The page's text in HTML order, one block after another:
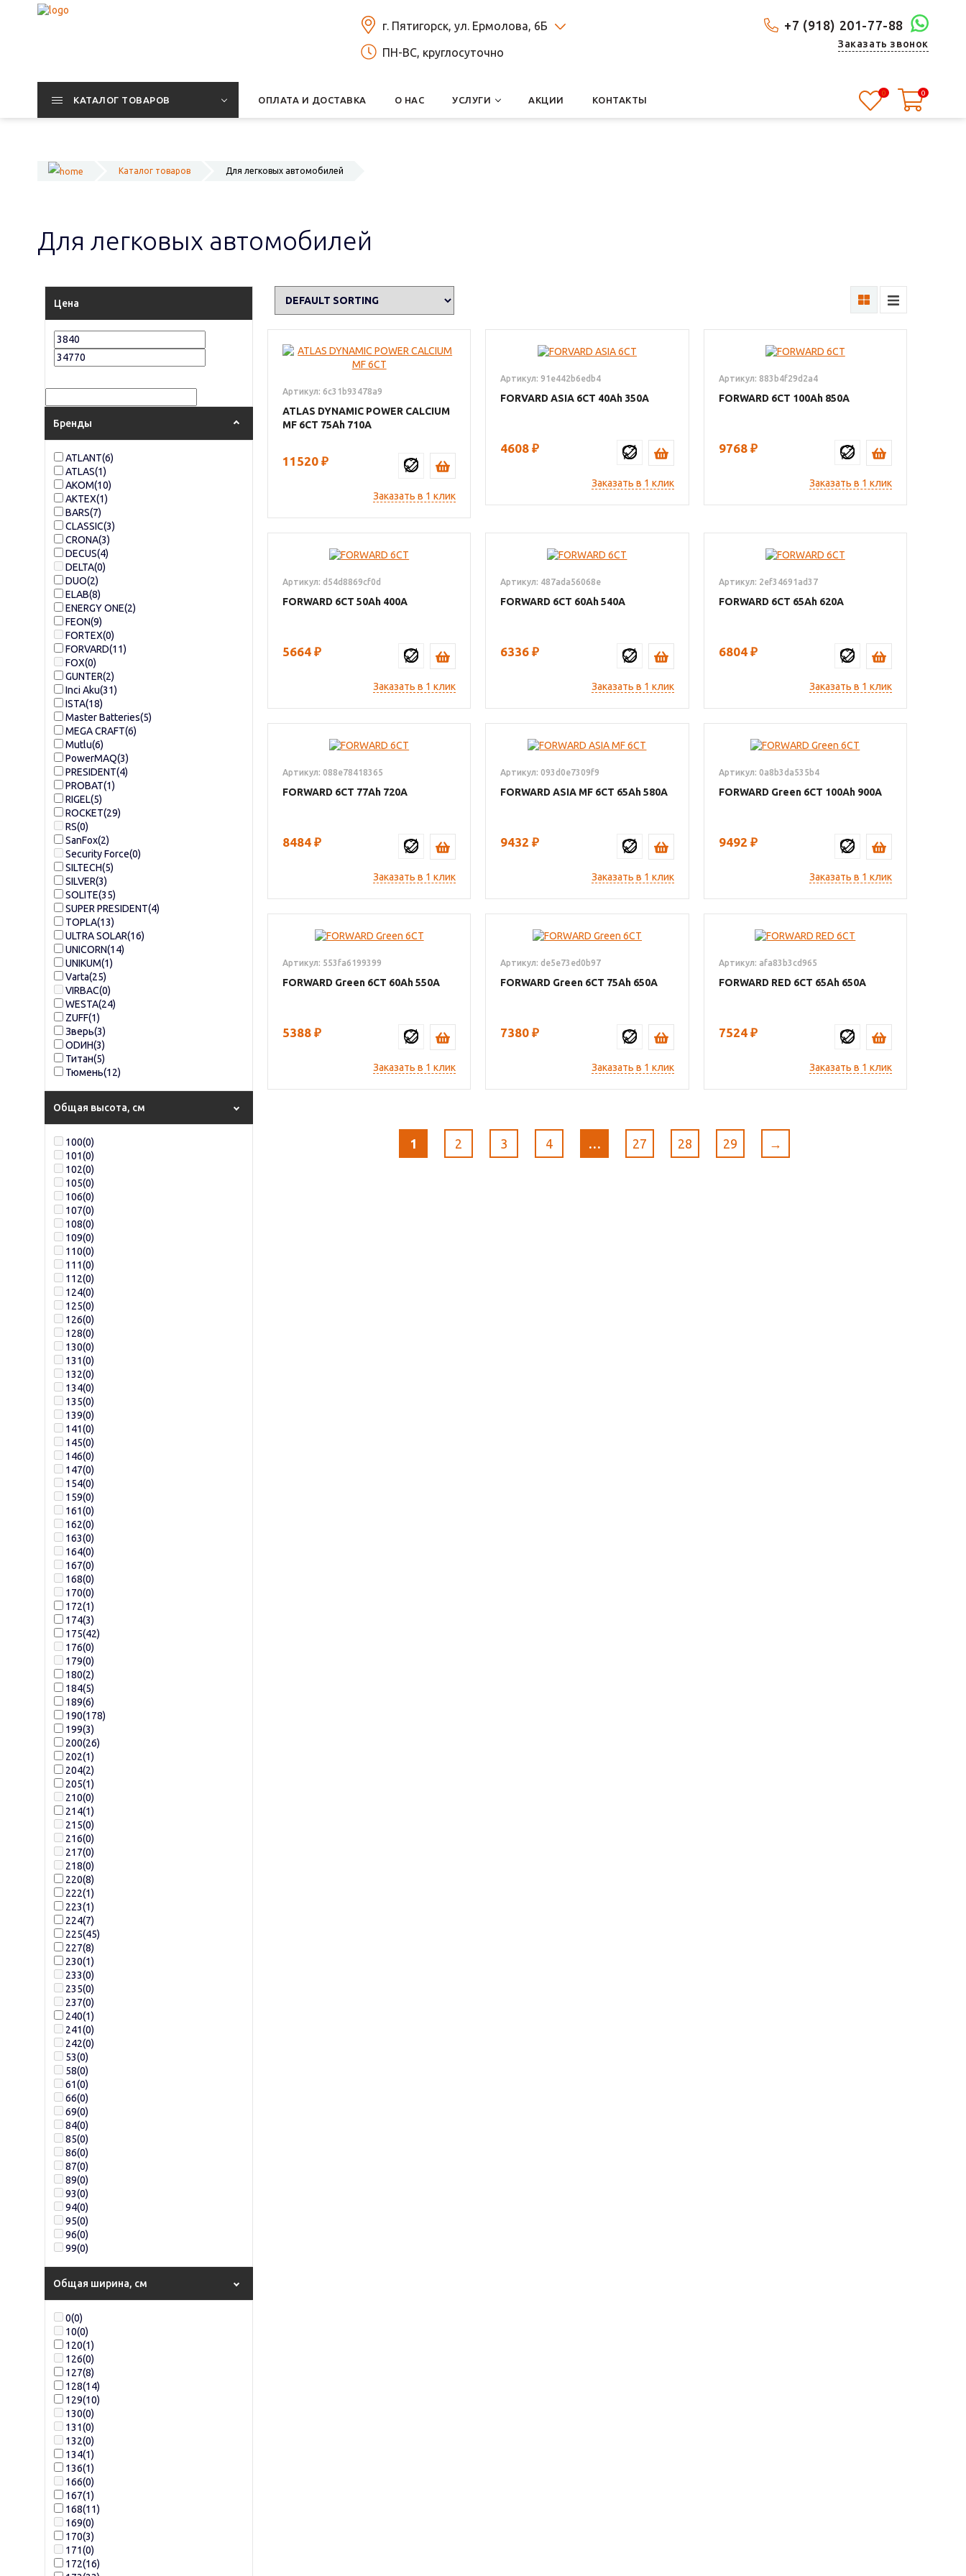
+7 (918) 201-77-88
Заказать звонок
г. Пятигорск, ул. Ермолова, 6Б
ПН-ВС, круглосуточно
КАТАЛОГ ТОВАРОВ ОПЛАТА И ДОСТАВКА О НАС УСЛУГИ АКЦИИ КОНТАКТЫ
0 0
Каталог товаров Для легковых автомобилей
Для легковых автомобилей
Цена
Бренды
ATLANT(6)
ATLAS(1)
AКОМ(10)
AКТЕХ(1)
BARS(7)
CLASSIC(3)
CRONA(3)
DECUS(4)
DELTA(0)
DUO(2)
ELAB(8)
ENERGY ONE(2)
FEON(9)
FORTEX(0)
FORVARD(11)
FOX(0)
GUNTER(2)
Inci Aku(31)
ISTA(18)
Master Batteries(5)
MEGA CRAFT(6)
Mutlu(6)
PowerMAQ(3)
PRESIDENT(4)
PROBAT(1)
RIGEL(5)
ROCKET(29)
RS(0)
SanFox(2)
Security Force(0)
SILTECH(5)
SILVER(3)
SOLITE(35)
SUPER PRESIDENT(4)
TOPLA(13)
ULTRA SOLAR(16)
UNICORN(14)
UNIKUM(1)
Varta(25)
VIRBAC(0)
WESTA(24)
ZUFF(1)
Зверь(3)
ОDИН(3)
Титан(5)
Тюмень(12)
Общая высота, см
100(0)
101(0)
102(0)
105(0)
106(0)
107(0)
108(0)
109(0)
110(0)
111(0)
112(0)
124(0)
125(0)
126(0)
128(0)
130(0)
131(0)
132(0)
134(0)
135(0)
139(0)
141(0)
145(0)
146(0)
147(0)
154(0)
159(0)
161(0)
162(0)
163(0)
164(0)
167(0)
168(0)
170(0)
172(1)
174(3)
175(42)
176(0)
179(0)
180(2)
184(5)
189(6)
190(178)
199(3)
200(26)
202(1)
204(2)
205(1)
210(0)
214(1)
215(0)
216(0)
217(0)
218(0)
220(8)
222(1)
223(1)
224(7)
225(45)
227(8)
230(1)
233(0)
235(0)
237(0)
240(1)
241(0)
242(0)
53(0)
58(0)
61(0)
66(0)
69(0)
84(0)
85(0)
86(0)
87(0)
89(0)
93(0)
94(0)
95(0)
96(0)
99(0)
Общая ширина, см
0(0)
10(0)
120(1)
126(0)
127(8)
128(14)
129(10)
130(0)
131(0)
132(0)
134(1)
136(1)
166(0)
167(1)
168(11)
169(0)
170(3)
171(0)
172(16)
Артикул: 6c31b93478a9
ATLAS DYNAMIC POWER CALCIUM
MF 6СТ 75 710
11520 ₽
Заказать в 1 клик
Артикул: 91e442b6edb4
FORVARD ASIA 6СТ 40 350
4608₽
Заказать в 1 клик
Артикул: 883b4f29d2a4
FORWARD 6СТ 100 850
9768 ₽
Заказать в 1 клик
Артикул: d54d8869cf0d
FORWARD 6СТ 50 400
5664 ₽
Заказать в 1 клик
Артикул: 487ada56068e
FORWARD 6СТ 60 540
6336₽
Заказать в 1 клик
Артикул: 2ef34691ad37
FORWARD 6СТ 65 620
6804 ₽
Заказать в 1 клик
Артикул: 088e78418365
FORWARD 6СТ 77 720
8484 ₽
Заказать в 1 клик
Артикул: 093d0e7309f9
FORWARD ASIA MF 6СТ 65 580
9432₽
Заказать в 1 клик
Артикул: 0a8b3da535b4
FORWARD Green 6СТ 100 900
9492 ₽
Заказать в 1 клик
Артикул: 553fa6199399
FORWARD Green 6СТ 60 550
5388 ₽
Заказать в 1 клик
Артикул: de5e73ed0b97
FORWARD Green 6СТ 75 650
7380₽
Заказать в 1 клик
Артикул: afa83b3cd965
FORWARD RED 6СТ 65 650
7524 ₽
Заказать в 1 клик
1 2 3 4 … 27 28 29 →